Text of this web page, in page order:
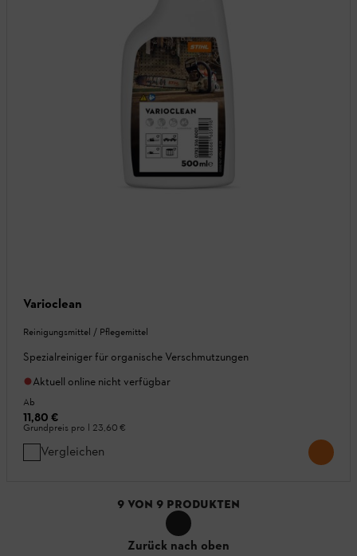
Varioclean
Reinigungsmittel / Pflegemittel
Spezialreiniger für organische Verschmutzungen
Aktuell online nicht verfügbar
Ab
11,80 €
Grundpreis pro l 23,60 €
Vergleichen
9 VON 9 PRODUKTEN
Zurück nach oben